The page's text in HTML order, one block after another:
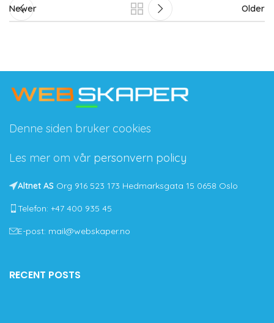
Newer Older
Denne siden bruker cookies
Les mer om vår personvern policy
Altnet AS Org 916 523 173 Hedmarksgata 15 0658 Oslo
Telefon: +47 400 935 45
E-post: mail@webskaper.no
RECENT POSTS